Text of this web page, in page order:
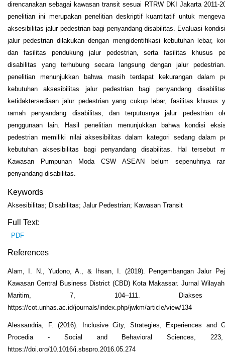
direncanakan sebagai kawasan transit sesuai RTRW DKI Jakarta 2011-
penelitian ini merupakan penelitian deskriptif kuantitatif untuk
aksesibilitas jalur pedestrian bagi penyandang disabilitas. Evaluasi
jalur pedestrian dilakukan dengan mengidentifikasi kebutuhan lebar,
dan fasilitas pendukung jalur pedestrian, serta fasilitas khusus
disabilitas yang terhubung secara langsung dengan jalur
penelitian menunjukkan bahwa masih terdapat kekurangan dalam
kebutuhan aksesibilitas jalur pedestrian bagi penyandang
ketidaktersediaan jalur pedestrian yang cukup lebar, fasilitas khusus
ramah penyandang disabilitas, dan terputusnya jalur pedestrian
penggunaan lain. Hasil penelitian menunjukkan bahwa kondisi
pedestrian memiliki nilai aksesibilitas dalam kategori sedang dalam
kebutuhan aksesibilitas bagi penyandang disabilitas. Hal tersebut
Kawasan Pumpunan Moda CSW ASEAN belum sepenuhnya
penyandang disabilitas.
Keywords
Aksesibilitas; Disabilitas; Jalur Pedestrian; Kawasan Transit
Full Text:
PDF
References
Alam, I. N., Yudono, A., & Ihsan, I. (2019). Pengembangan Jalur
Kawasan Central Business District (CBD) Kota Makassar. Jurnal
Maritim, 7, 104–111. Diakses
https://cot.unhas.ac.id/journals/index.php/jwkm/article/view/134
Alessandria, F. (2016). Inclusive City, Strategies, Experiences and
Procedia - Social and Behavioral Sciences,
https://doi.org/10.1016/j.sbspro.2016.05.274